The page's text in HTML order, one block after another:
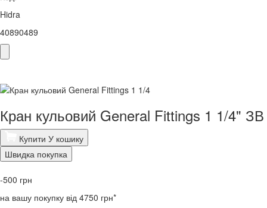
Hidra
40890489
Кран кульовий General Fittings 1 1/4" ЗВ
Купити У кошику
Швидка покупка
-500 грн
на вашу покупку від 4750 грн*